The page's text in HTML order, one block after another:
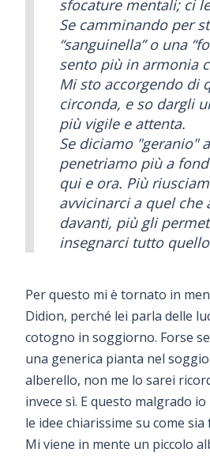
sfocature mentali; ci
Se camminando per
“sanguinella” o una
sento più in armonia
Mi sto accorgendo di
circonda, e so dargli
più vigile e attenta.
Se diciamo "geranio"
penetriamo più a
qui e ora. Più
avvicinarci a quel che
davanti, più gli
insegnarci tutto
Per questo mi è tornato in
Didion, perché lei parla delle
cotogno in soggiorno. Forse
una generica pianta nel
alberello, non me lo sarei
invece sì. E questo malgrado
le idee chiarissime su come
Mi viene in mente un piccolo